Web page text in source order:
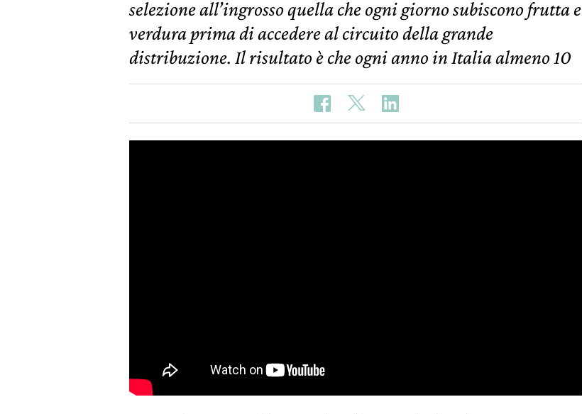
selezione all’ingrosso quella che ogni giorno subiscono frutta e
verdura prima di accedere al circuito della grande
distribuzione. Il risultato è che ogni anno in Italia almeno 10